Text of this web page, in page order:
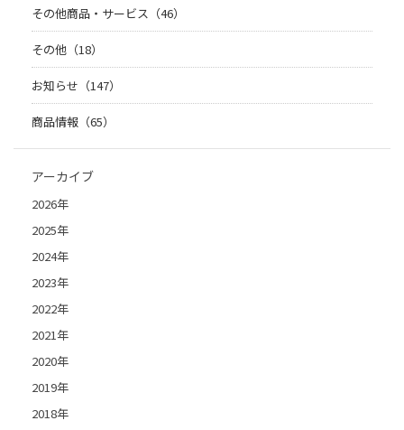
その他商品・サービス（46）
その他（18）
お知らせ（147）
商品情報（65）
アーカイブ
2026年
2025年
2024年
2023年
2022年
2021年
2020年
2019年
2018年